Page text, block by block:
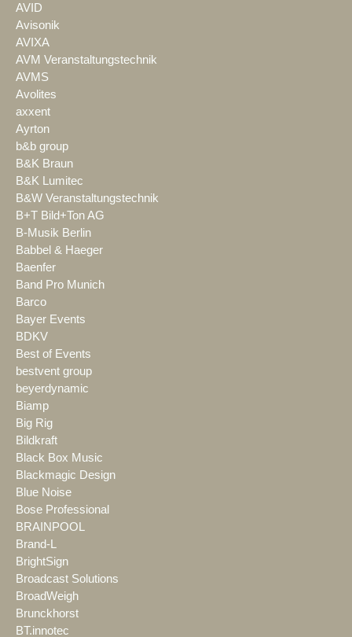
AVID
Avisonik
AVIXA
AVM Veranstaltungstechnik
AVMS
Avolites
axxent
Ayrton
b&b group
B&K Braun
B&K Lumitec
B&W Veranstaltungstechnik
B+T Bild+Ton AG
B-Musik Berlin
Babbel & Haeger
Baenfer
Band Pro Munich
Barco
Bayer Events
BDKV
Best of Events
bestvent group
beyerdynamic
Biamp
Big Rig
Bildkraft
Black Box Music
Blackmagic Design
Blue Noise
Bose Professional
BRAINPOOL
Brand-L
BrightSign
Broadcast Solutions
BroadWeigh
Brunckhorst
BT.innotec